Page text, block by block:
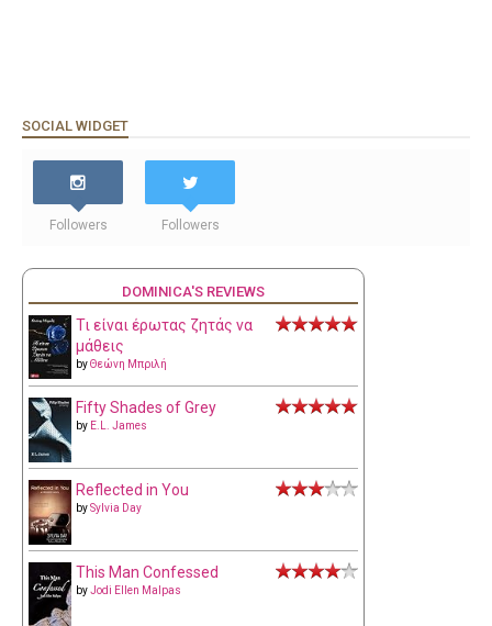
SOCIAL WIDGET
Followers Followers
DOMINICA'S REVIEWS
Τι είναι έρωτας ζητάς να
μάθεις
byΘεώνη Μπριλή
Fifty Shades of Grey
by E.L. James
Reflected in You
bySylvia Day
This Man Confessed
byJodi Ellen Malpas